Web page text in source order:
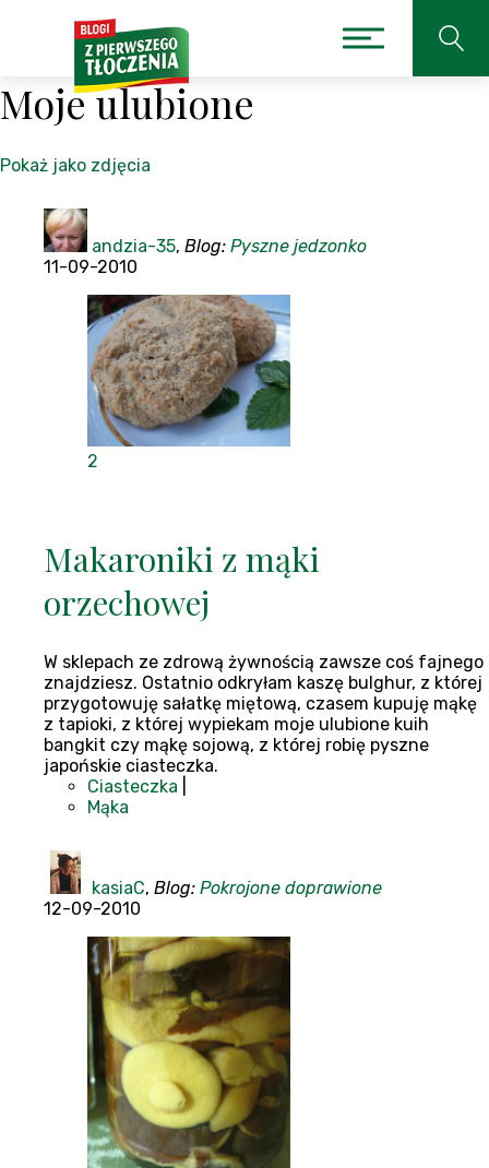
Moje ulubione
Pokaż jako zdjęcia
andzia-35, Blog: Pyszne jedzonko
11-09-2010
2
Makaroniki z mąki
orzechowej
W sklepach ze zdrową żywnością zawsze coś fajnego
znajdziesz. Ostatnio odkryłam kaszę bulghur, z której
przygotowuję sałatkę miętową, czasem kupuję mąkę
z tapioki, z której wypiekam moje ulubione kuih
bangkit czy mąkę sojową, z której robię pyszne
japońskie ciasteczka.
Ciasteczka
Mąka
kasiaC, Blog: Pokrojone doprawione
12-09-2010